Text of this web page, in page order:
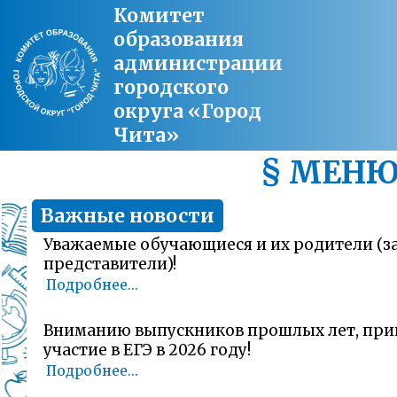
Комитет
образования
администрации
городского
округа «Город
Чита»
§
Важные новости
Уважаемые обучающиеся и их родители
представители)!
Подробнее...
Вниманию выпускников прошлых лет,
участие в ЕГЭ в 2026 году!
Подробнее...